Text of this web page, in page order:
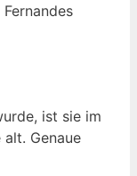
ist sie im
Genaue